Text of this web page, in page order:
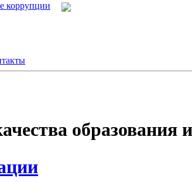
коррупции